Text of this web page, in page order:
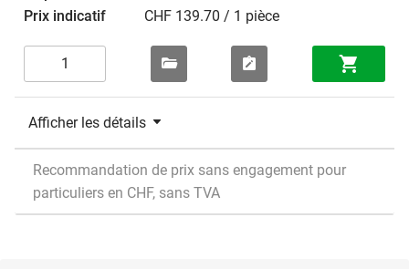
CHF 139.70 / 1 pièce
Afficher les détails
Recommandation de prix sans engagement pour
particuliers en CHF, sans TVA